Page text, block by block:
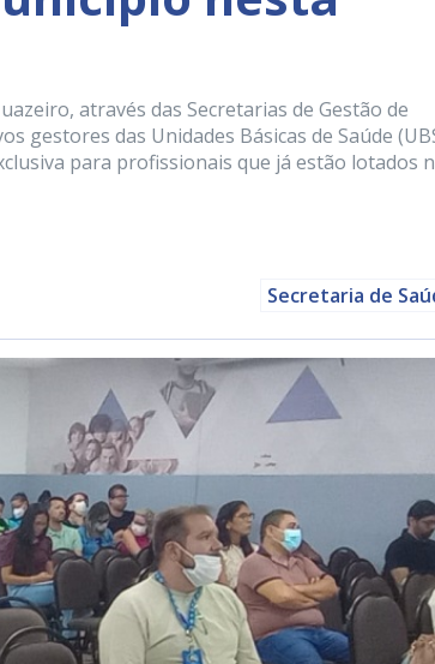
através das Secretarias de Gestão de
gestores das Unidades Básicas de Saúde
para profissionais que já estão lotados
Secretaria de